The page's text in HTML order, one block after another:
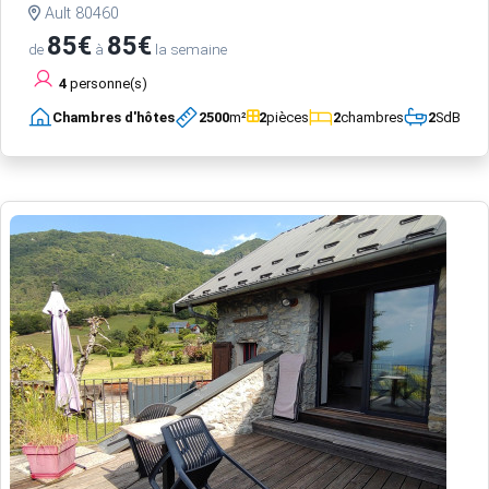
Ault 80460
de 85€ à 85€ la semaine
4 personne(s)
Chambres d'hôtes 2500m² 2pièces 2chambres 2SdB